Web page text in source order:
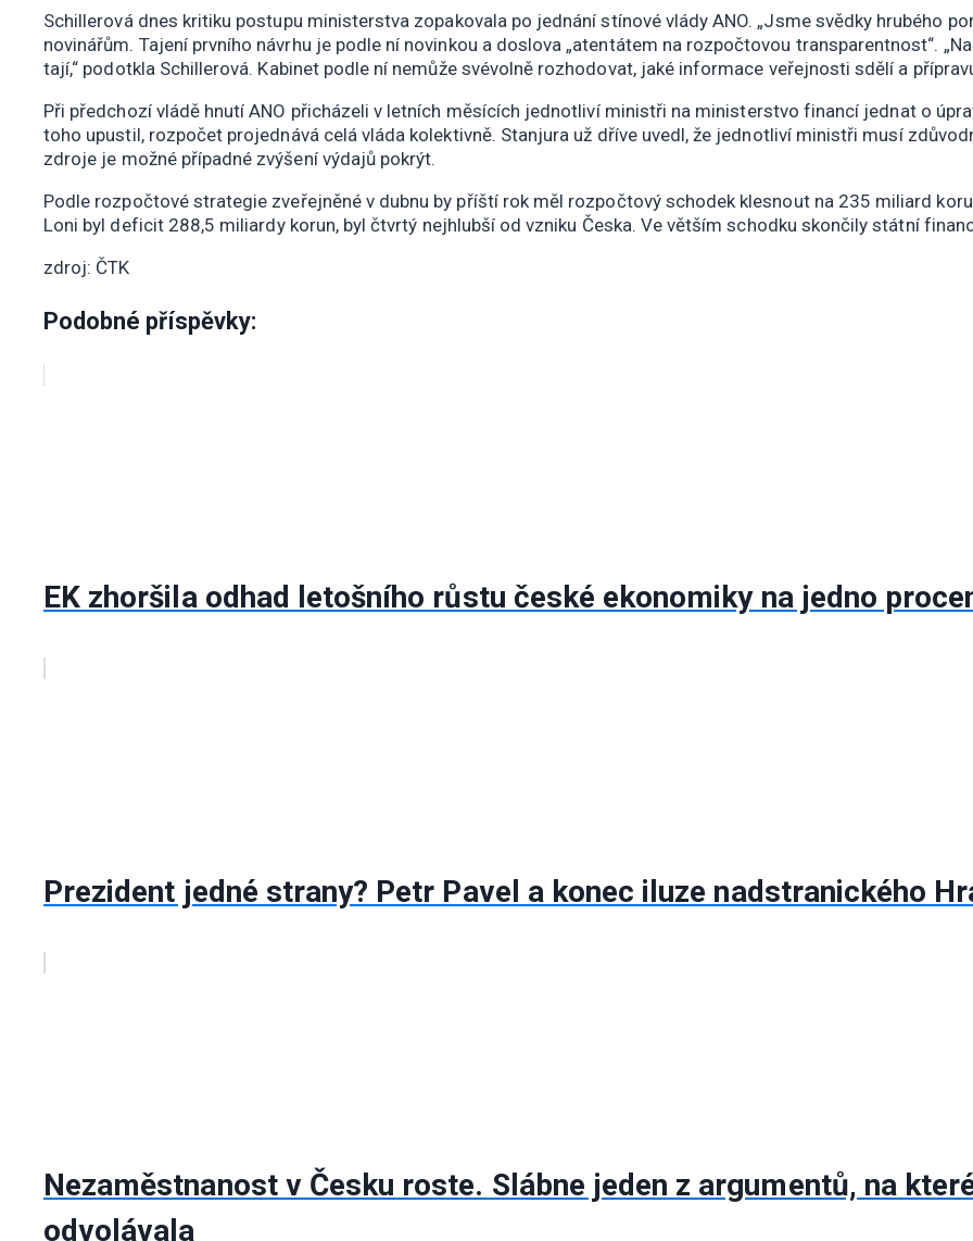
Schillerová dnes kritiku postupu ministerstva zopakovala po jednání stínové vlády ANO. „Jsme svědky hrubého
novinářům. Tajení prvního návrhu je podle ní novinkou a doslova „atentátem na rozpočtovou transparentnost“.
tají,“ podotkla Schillerová. Kabinet podle ní nemůže svévolně rozhodovat, jaké informace veřejnosti sdělí a
Při předchozí vládě hnutí ANO přicházeli v letních měsících jednotliví ministři na ministerstvo financí jednat o
toho upustil, rozpočet projednává celá vláda kolektivně. Stanjura už dříve uvedl, že jednotliví ministři musí
zdroje je možné případné zvýšení výdajů pokrýt.
Podle rozpočtové strategie zveřejněné v dubnu by příští rok měl rozpočtový schodek klesnout na 235 miliard
Loni byl deficit 288,5 miliardy korun, byl čtvrtý nejhlubší od vzniku Česka. Ve větším schodku skončily státní
zdroj: ČTK
Podobné příspěvky:
EK zhoršila odhad letošního růstu české ekonomiky na jedno
Prezident jedné strany? Petr Pavel a konec iluze nadstranického
Nezaměstnanost v Česku roste. Slábne jeden z argumentů, na
odvolávala